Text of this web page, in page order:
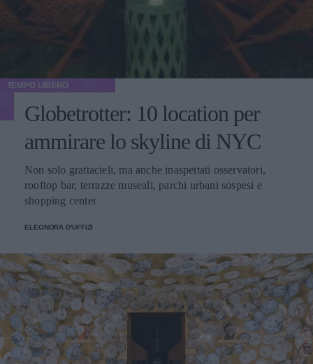
TEMPO LIBERO
Globetrotter: 10 location per
ammirare lo skyline di NYC
Non solo grattacieli, ma anche inaspettati osservatori,
rooftop bar, terrazze museali, parchi urbani sospesi e
shopping center
ELEONORA D'UFFIZI